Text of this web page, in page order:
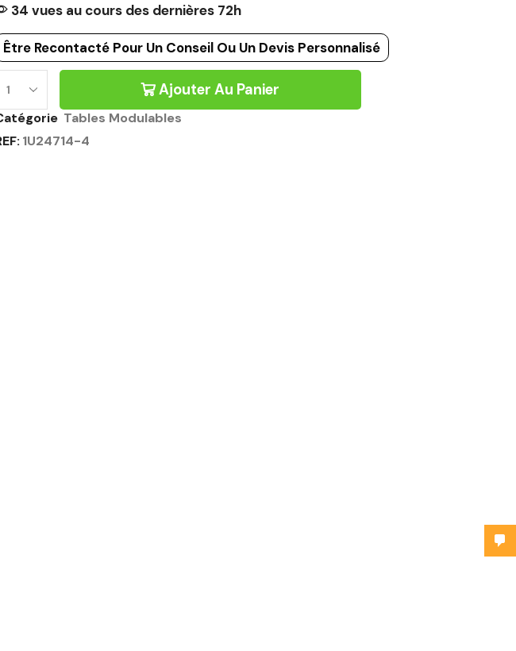
34 vues au cours des dernières 72h
Être Recontacté Pour Un Conseil Ou Un Devis Personnalisé
Ajouter Au Panier
Tables Modulables
1U24714-4